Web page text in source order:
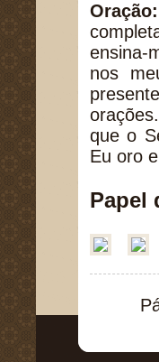
Oração:
ensina-
nos
que o
Eu oro
Papel